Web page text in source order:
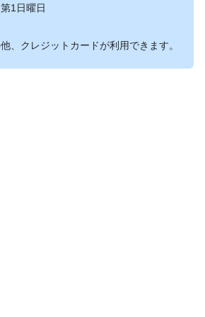
1日曜日
、クレジットカードが利用できます。